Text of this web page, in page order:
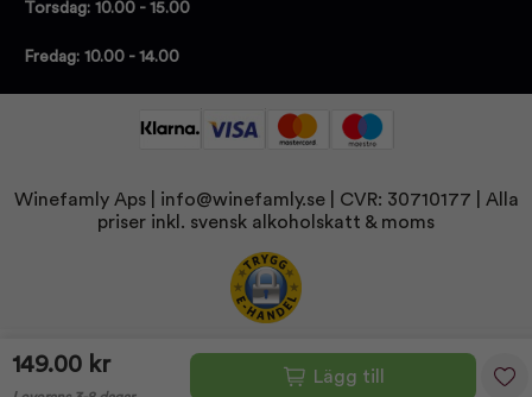
149.00 kr Lägg till
Torsdag: 10.00 - 15.00
Fredag: 10.00 - 14.00
Winefamly Aps | info@winefamly.se| CVR: 30710177
| Alla
priser inkl. svensk alkoholskatt & moms